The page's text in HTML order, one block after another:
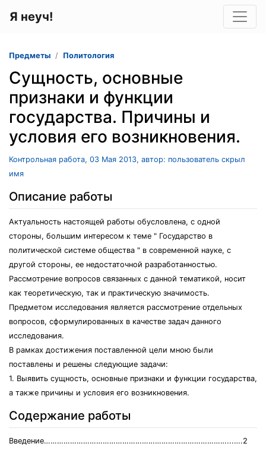
Я неуч!
Предметы Политология
Сущность, основные
признаки и функции
государства. Причины и
условия его возникновения.
Контрольная работа, 03 Мая 2013, автор: пользователь скрыл
имя
Описание работы
Актуальность настоящей работы обусловлена, с одной
стороны, большим интересом к теме " Государство в
политической системе общества " в современной науке, с
другой стороны, ее недостаточной разработанностью.
Рассмотрение вопросов связанных с данной тематикой, носит
как теоретическую, так и практическую значимость.
Предметом исследования является рассмотрение отдельных
вопросов, сформулированных в качестве задач данного
исследования.
В рамках достижения поставленной цели мною были
поставлены и решены следующие задачи:
1. Выявить сущность, основные признаки и функции государства,
а также причины и условия его возникновения.
Содержание работы
Введение…………………………………………………………………………...….2